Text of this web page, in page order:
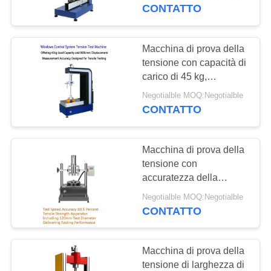
GIRO
DELLA
FABBRICA
CONTROLLO
DI
QUALITÀ
RICHIEDA
UNA
CITAZIONE
Macchina test
tensile
90
Macchina per prova
materiali
di prova del ±1%,
misurazione dello
spostamento di 0,001
mm
CONTATTO
Macchina di prova della
tensione con capacità di
carico di 45 kg,
precisione dello
spostamento di 0,001
Negotialble MOQ:Negotialble
CONTATTO
Macchina di prova della
tensione con
accuratezza della
velocità di prova ±0,5%
Diametro di prova 120
spostamento 0,001 mm
Negotialble MOQ:Negotialble
CONTATTO
Macchina di prova della
tensione di larghezza di